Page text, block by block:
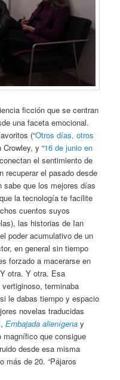
ficción que se centran
una faceta emocional.
(“Otros días, otros
Crowley, y “16 de junio en
el sentimiento de
recuperar el pasado desde
sabe que los mejores días
la tecnología te facilite
cuentos suyos
las historias de Ian
poder acumulativo de un
en general sin tiempo
forzado a macerarse en
otra. Y otra. Esa
terminaba
le dabas tiempo y espacio
novelas traducidas
,Embajada alienígena y
magnífico que consigue
desde esa misma
más de 20. “Pájaros